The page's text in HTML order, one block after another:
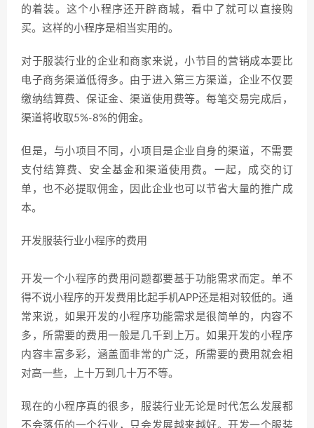
的着装。这个小程序还开辟商城，看中了就可以直接购
买。这样的小程序是相当实用的。
对于服装行业的企业和商家来说，小节目的营销成本要比
电子商务渠道低得多。由于进入第三方渠道，企业不仅要
缴纳结算费、保证金、渠道使用费等。每笔交易完成后，
渠道将收取5%-8%的佣金。
但是，与小项目不同，小项目是企业自身的渠道，不需要
支付结算费、安全基金和渠道使用费。一起，成交的订
单，也不必提取佣金，因此企业也可以节省大量的推广成
本。
开发服装行业小程序的费用
开发一个小程序的费用问题都要基于功能需求而定。单不
得不说小程序的开发费用比起手机APP还是相对较低的。通
常来说，如果开发的小程序功能需求是很简单的，内容不
多，所需要的费用一般是几千到上万。如果开发的小程序
内容丰富多彩，涵盖面非常的广泛，所需要的费用就会相
对高一些，上十万到几十万不等。
现在的小程序真的很多，服装行业无论是时代怎么发展都
不会落伍的一个行业，只会发展越来越好。开发一个服装